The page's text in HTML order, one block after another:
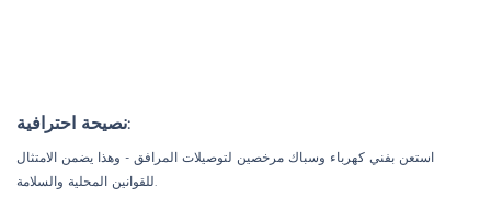
نصيحة احترافية:
استعن بفني كهرباء وسباك مرخصين لتوصيلات المرافق - وهذا يضمن الامتثال
للقوانين المحلية والسلامة.